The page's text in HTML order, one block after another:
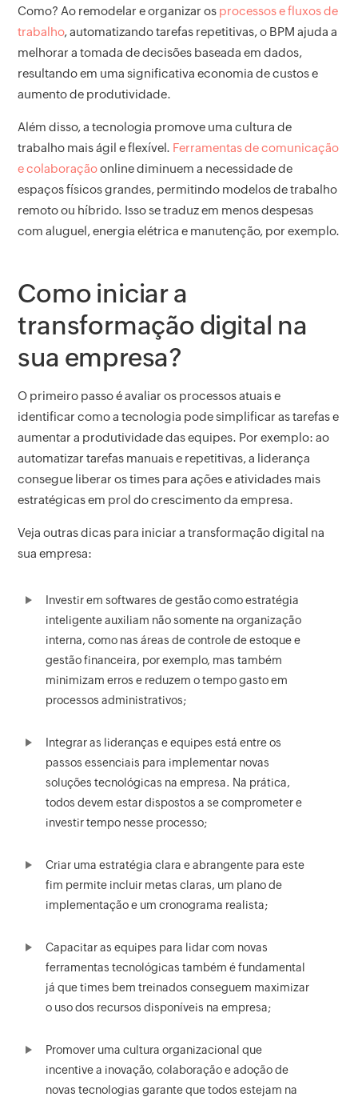
Como? Ao remodelar e organizar os processos e fluxos de
trabalho, automatizando tarefas repetitivas, o BPM ajuda a
melhorar a tomada de decisões baseada em dados,
resultando em uma significativa economia de custos e
aumento de produtividade.
Além disso, a tecnologia promove uma cultura de
trabalho mais ágil e flexível. Ferramentas de comunicação
e colaboraçãoonline diminuem a necessidade de
espaços físicos grandes, permitindo modelos de trabalho
remoto ou híbrido. Isso se traduz em menos despesas
com aluguel, energia elétrica e manutenção, por exemplo.
Como iniciar a
transformação digital na
sua empresa?
O primeiro passo é avaliar os processos atuais e
identificar como a tecnologia pode simplificar as tarefas e
aumentar a produtividade das equipes. Por exemplo: ao
automatizar tarefas manuais e repetitivas, a liderança
consegue liberar os times para ações e atividades mais
estratégicas em prol do crescimento da empresa.
Veja outras dicas para iniciar a transformação digital na
sua empresa:
Investir em softwares de gestão como estratégia
inteligente auxiliam não somente na organização
interna, como nas áreas de controle de estoque e
gestão financeira, por exemplo, mas também
minimizam erros e reduzem o tempo gasto em
processos administrativos;
Integrar as lideranças e equipes está entre os
passos essenciais para implementar novas
soluções tecnológicas na empresa. Na prática,
todos devem estar dispostos a se comprometer e
investir tempo nesse processo;
Criar uma estratégia clara e abrangente para este
fim permite incluir metas claras, um plano de
implementação e um cronograma realista;
Capacitar as equipes para lidar com novas
ferramentas tecnológicas também é fundamental
já que times bem treinados conseguem maximizar
o uso dos recursos disponíveis na empresa;
Promover uma cultura organizacional que
incentive a inovação, colaboração e adoção de
novas tecnologias garante que todos estejam na